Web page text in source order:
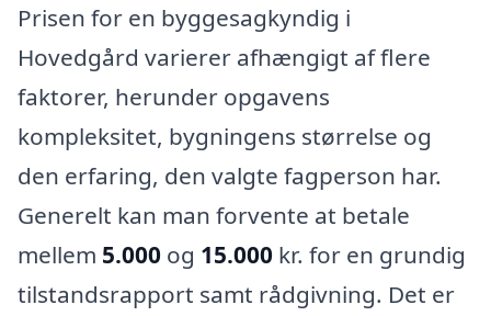
Prisen for en byggesagkyndig i
Hovedgård varierer afhængigt af flere
faktorer, herunder opgavens
kompleksitet, bygningens størrelse og
den erfaring, den valgte fagperson har.
Generelt kan man forvente at betale
mellem 5.000 og 15.000 kr. for en grundig
tilstandsrapport samt rådgivning. Det er